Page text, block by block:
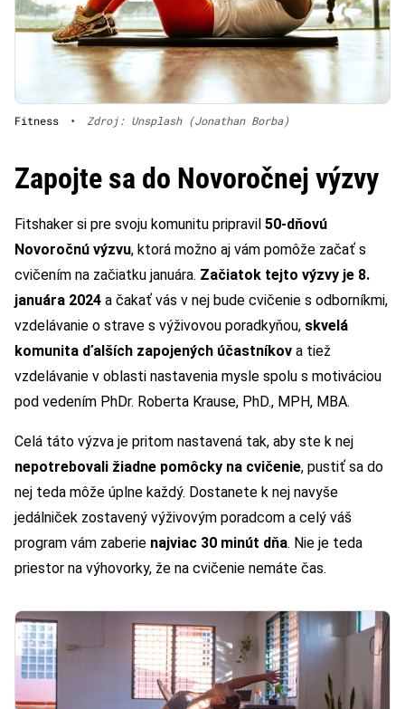
Fitness • Zdroj: Unsplash (Jonathan Borba)
Zapojte sa do Novoročnej výzvy
Fitshaker si pre svoju komunitu pripravil 50-dňovú
Novoročnú výzvu, ktorá možno aj vám pomôže začať s
cvičením na začiatku januára. Začiatok tejto výzvy je 8.
januára 2024 a čakať vás v nej bude cvičenie s odborníkmi,
vzdelávanie o strave s výživovou poradkyňou, skvelá
komunita ďalších zapojených účastníkov a tiež
vzdelávanie v oblasti nastavenia mysle spolu s motiváciou
pod vedením PhDr. Roberta Krause, PhD., MPH, MBA.
Celá táto výzva je pritom nastavená tak, aby ste k nej
nepotrebovali žiadne pomôcky na cvičenie, pustiť sa do
nej teda môže úplne každý. Dostanete k nej navyše
jedálniček zostavený výživovým poradcom a celý váš
program vám zaberie najviac 30 minút dňa. Nie je teda
priestor na výhovorky, že na cvičenie nemáte čas.